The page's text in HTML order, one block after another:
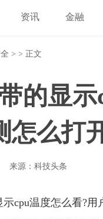
资讯 金融
> > 正文
的显
怎么打
来源：科技头条
示cpu温度怎么看?